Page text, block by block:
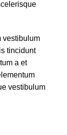
vestibulum
tincidunt
a et
vestibulum